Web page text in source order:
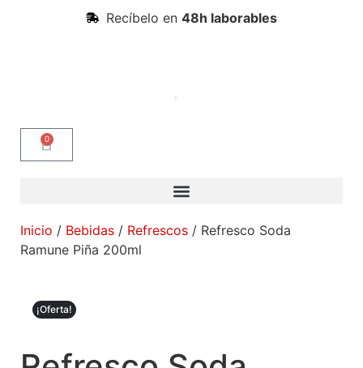
Recíbelo en 48h laborables
0
Inicio / Bebidas / Refrescos / Refresco Soda
Ramune Piña 200ml
¡Oferta!